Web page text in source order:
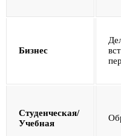
Бизнес
Студенческая/
Учебная